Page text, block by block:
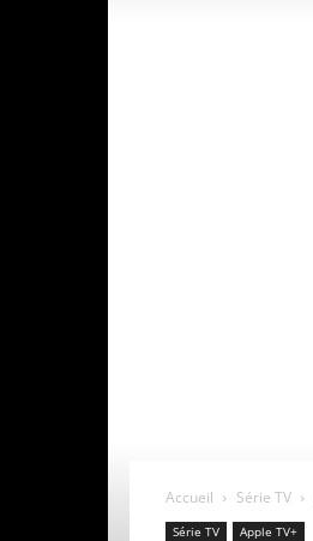
Accueil Série TV
Série TV Apple TV+